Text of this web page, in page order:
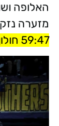
האלופה
מזערה
59:47 חולון.